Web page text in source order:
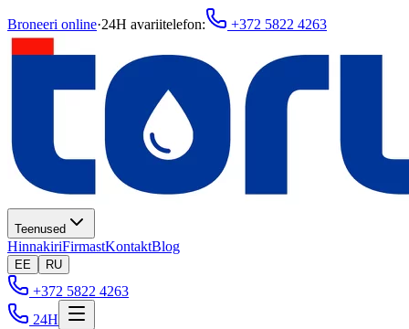
Broneeri online·24H avariitelefon: +372 5822 4263
Teenused
HinnakiriFirmastKontaktBlog
EE RU
+372 5822 4263
24H